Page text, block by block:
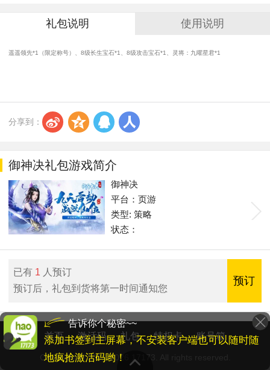
礼包说明 使用说明
遥遥领先*1（限定称号）、8级长生宝石*1、8级攻击宝石*1、灵将：九曜星君*1
分享到： s z q r
御神决礼包游戏简介
御神决
平台：页游
类型: 策略
状态：
已有 1 人预订
预订后，礼包到货将第一时间通知您
预订
首页 激活码 礼包 特权卡 账号箱
Copyright © 2001-2026 17173. All rights reserved.
告诉你个秘密~~
添加书签到主屏幕，不安装客户端也可以随时随
地疯抢激活码哟！